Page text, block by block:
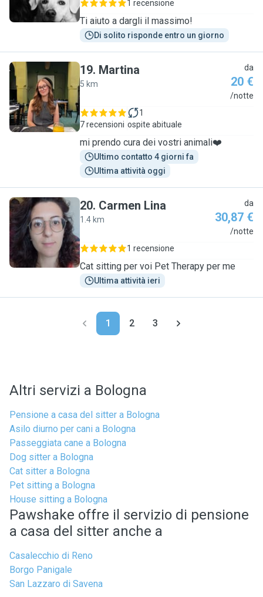
1 recensione
Ti aiuto a dargli il massimo!
Di solito risponde entro un giorno
M
19. Martina
5 km
da
20 €
/notte
7 recensioni
1
ospite abituale
mi prendo cura dei vostri animali❤️
Ultimo contatto 4 giorni fa
Ultima attività oggi
C
20. Carmen Lina
1.4 km
da
30,87 €
/notte
1 recensione
Cat sitting per voi Pet Therapy per me
Ultima attività ieri
1 2 3
Altri servizi a Bologna
Pensione a casa del sitter a Bologna
Asilo diurno per cani a Bologna
Passeggiata cane a Bologna
Dog sitter a Bologna
Cat sitter a Bologna
Pet sitting a Bologna
House sitting a Bologna
Pawshake offre il servizio di pensione
a casa del sitter anche a
Casalecchio di Reno
Borgo Panigale
San Lazzaro di Savena